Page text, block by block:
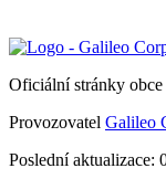
Oficiální stránky
Provozovatel Galileo
Poslední aktualizace: